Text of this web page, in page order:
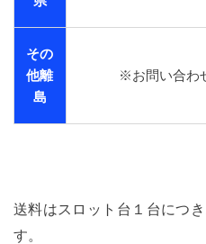
その
他離
島
※お問い合わ
送料はスロット台１台につ
す。